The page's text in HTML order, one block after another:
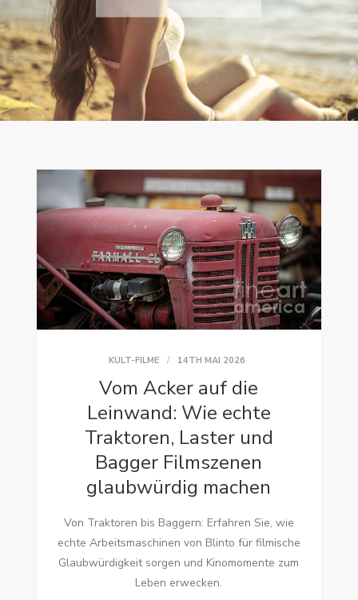
KULT-FILME 14TH MAI 2026
Vom Acker auf die
Leinwand: Wie echte
Traktoren, Laster und
Bagger Filmszenen
glaubwürdig machen
Von Traktoren bis Baggern: Erfahren Sie, wie
echte Arbeitsmaschinen von Blinto für filmische
Glaubwürdigkeit sorgen und Kinomomente zum
Leben erwecken.